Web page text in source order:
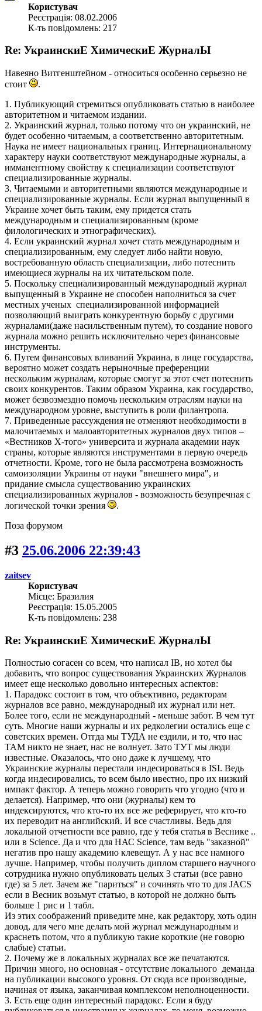
Користувач
Реєстрація: 08.02.2006
К-ть повідомлень: 217
Re: УкраинскиЕ ХимическиЕ ЖурналЫ
Навеяно Витгенштейном - относиться особенно серьезно не
стоит
.
1. Публикующий стремиться опубликовать статью в наиболее
авторитетном и читаемом издании.
2. Украинский журнал, только потому что он украинский, не
будет особенно читаемым, а соответственно авторитетным.
Наука не имеет национальных границ. Интернациональному
характеру науки соответствуют международные журналы, а
имманентному свойству к специализации соответствуют
специализированные журналы.
3. Читаемыми и авторитетными являются международные и
специализированные журналы. Если журнал выпущенный в
Украине хочет быть таким, ему придется стать
международным и специализированным (кроме
филологических и этнографических).
4. Если украинский журнал хочет стать международным и
специализированным, ему следует либо найти новую,
востребованную область специализации, либо потеснить
имеющиеся журналы на их читательском поле.
5. Поскольку специализированный международный журнал
выпущенный в Украине не способен наполниться за счет
местных ученых специализированной информацией
позволяющий выиграть конкурентную борьбу с другими
журналами(даже насильственным путем), то создание нового
журнала можно решить исключительно через финансовые
инструменты.
6. Путем финансовых вливаний Украина, в лице государства,
вероятно может создать нерыночные преференции
нескольким журналам, которые смогут за этот счет потеснить
своих конкурентов. Таким образом Украина, как государство,
может безвозмездно помочь нескольким отраслям науки на
международном уровне, выступить в роли филантропа.
7. Приведенные рассуждения не отменяют необходимости в
малочитаемых и малоавторитетных журналов двух типов –
«Вестников Х-того» университа и журнала академии наук
страны, которые являются инструментами в первую очередь
отчетности. Кроме, того не была рассмотрена возможность
самоизоляции Украины от науки "внешнего мира", и
придание смысла существованию украинских
специализированных журналов - возможность безупречная с
логической точки зрения
.
Поза форумом
#3 25.06.2006 22:39:43
zaitsev
Користувач
Місце: Бразилия
Реєстрація: 15.05.2005
К-ть повідомлень: 238
Re: УкраинскиЕ ХимическиЕ ЖурналЫ
Полностью согасен со всем, что написал IB, но хотел бы
добавить, что вопрос существования Украинских Журналов
имеет еще несколько довольно интересных аспектов:
1. Парадокс состоит в том, что объективно, редакторам
журналов все равно, международный их журнал или нет.
Более того, если не международный - меньше забот. В чем тут
суть. Многие наши журналы и их редколегии остались еще с
советских времен. Отгда мы ТУДА не ездили, и то, что нас
ТАМ никто не знает, нас не волнует. Зато ТУТ мы люди
известные. Оказалось, что оно даже к лучшему, что
Украинские журналы перестали индесироваться в ISI. Ведь
когда индесировались, то всем было ивестно, про их низкий
импакт фактор. А теперь можно говорить что угодно (что и
делается). Например, что они (журналы) кем то
индексируются, что кто-то их все же реферирует, что кто-то
их переводит на английский. И все счастливы. Ведь для
локальной отчетности все равно, где у тебя статья в Веснике ..
или в Science. Да и что для НАС Science, там ведь "заказной"
негатив про нашу академию клевещут. А у нас все намного
лучше. Например, чтобы получить диплом старшего научного
сотрудника нужно опубликовать целых 3 статьи (все равно
где) за 5 лет. Зачем же "париться" и сочинять что то для JACS
если в Весник возьмут статью, в которой не должно быть
больше 1 рис и 1 табл.
Из этих соображений приведите мне, как редактору, хоть один
довод, для чего мне делать мой журнал международным и
краснеть потом, что я публикую такие короткие (не говорю
слабые) статьи.
2. Почему же в локальных журналах все же печатаются.
Причин много, но основная - отсутствие локального деманда
на публикации высокого уровня. От сюда все производные,
начиная от языка, заканчивая комплексом неполноценности.
3. Есть еще один интересный парадокс. Если я буду